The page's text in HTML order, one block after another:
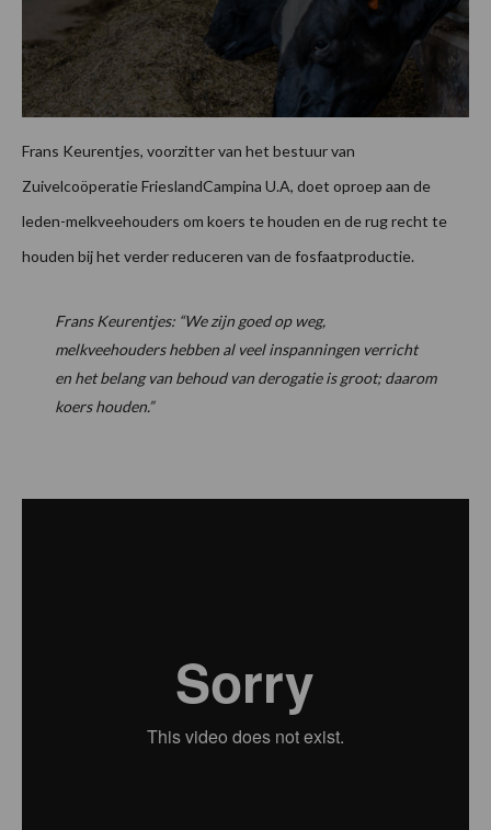
Frans Keurentjes, voorzitter van het bestuur van
Zuivelcoöperatie FrieslandCampina U.A, doet oproep aan de
leden-melkveehouders om koers te houden en de rug recht te
houden bij het verder reduceren van de fosfaatproductie.
Frans Keurentjes: “We zijn goed op weg,
melkveehouders hebben al veel inspanningen verricht
en het belang van behoud van derogatie is groot; daarom
koers houden.”